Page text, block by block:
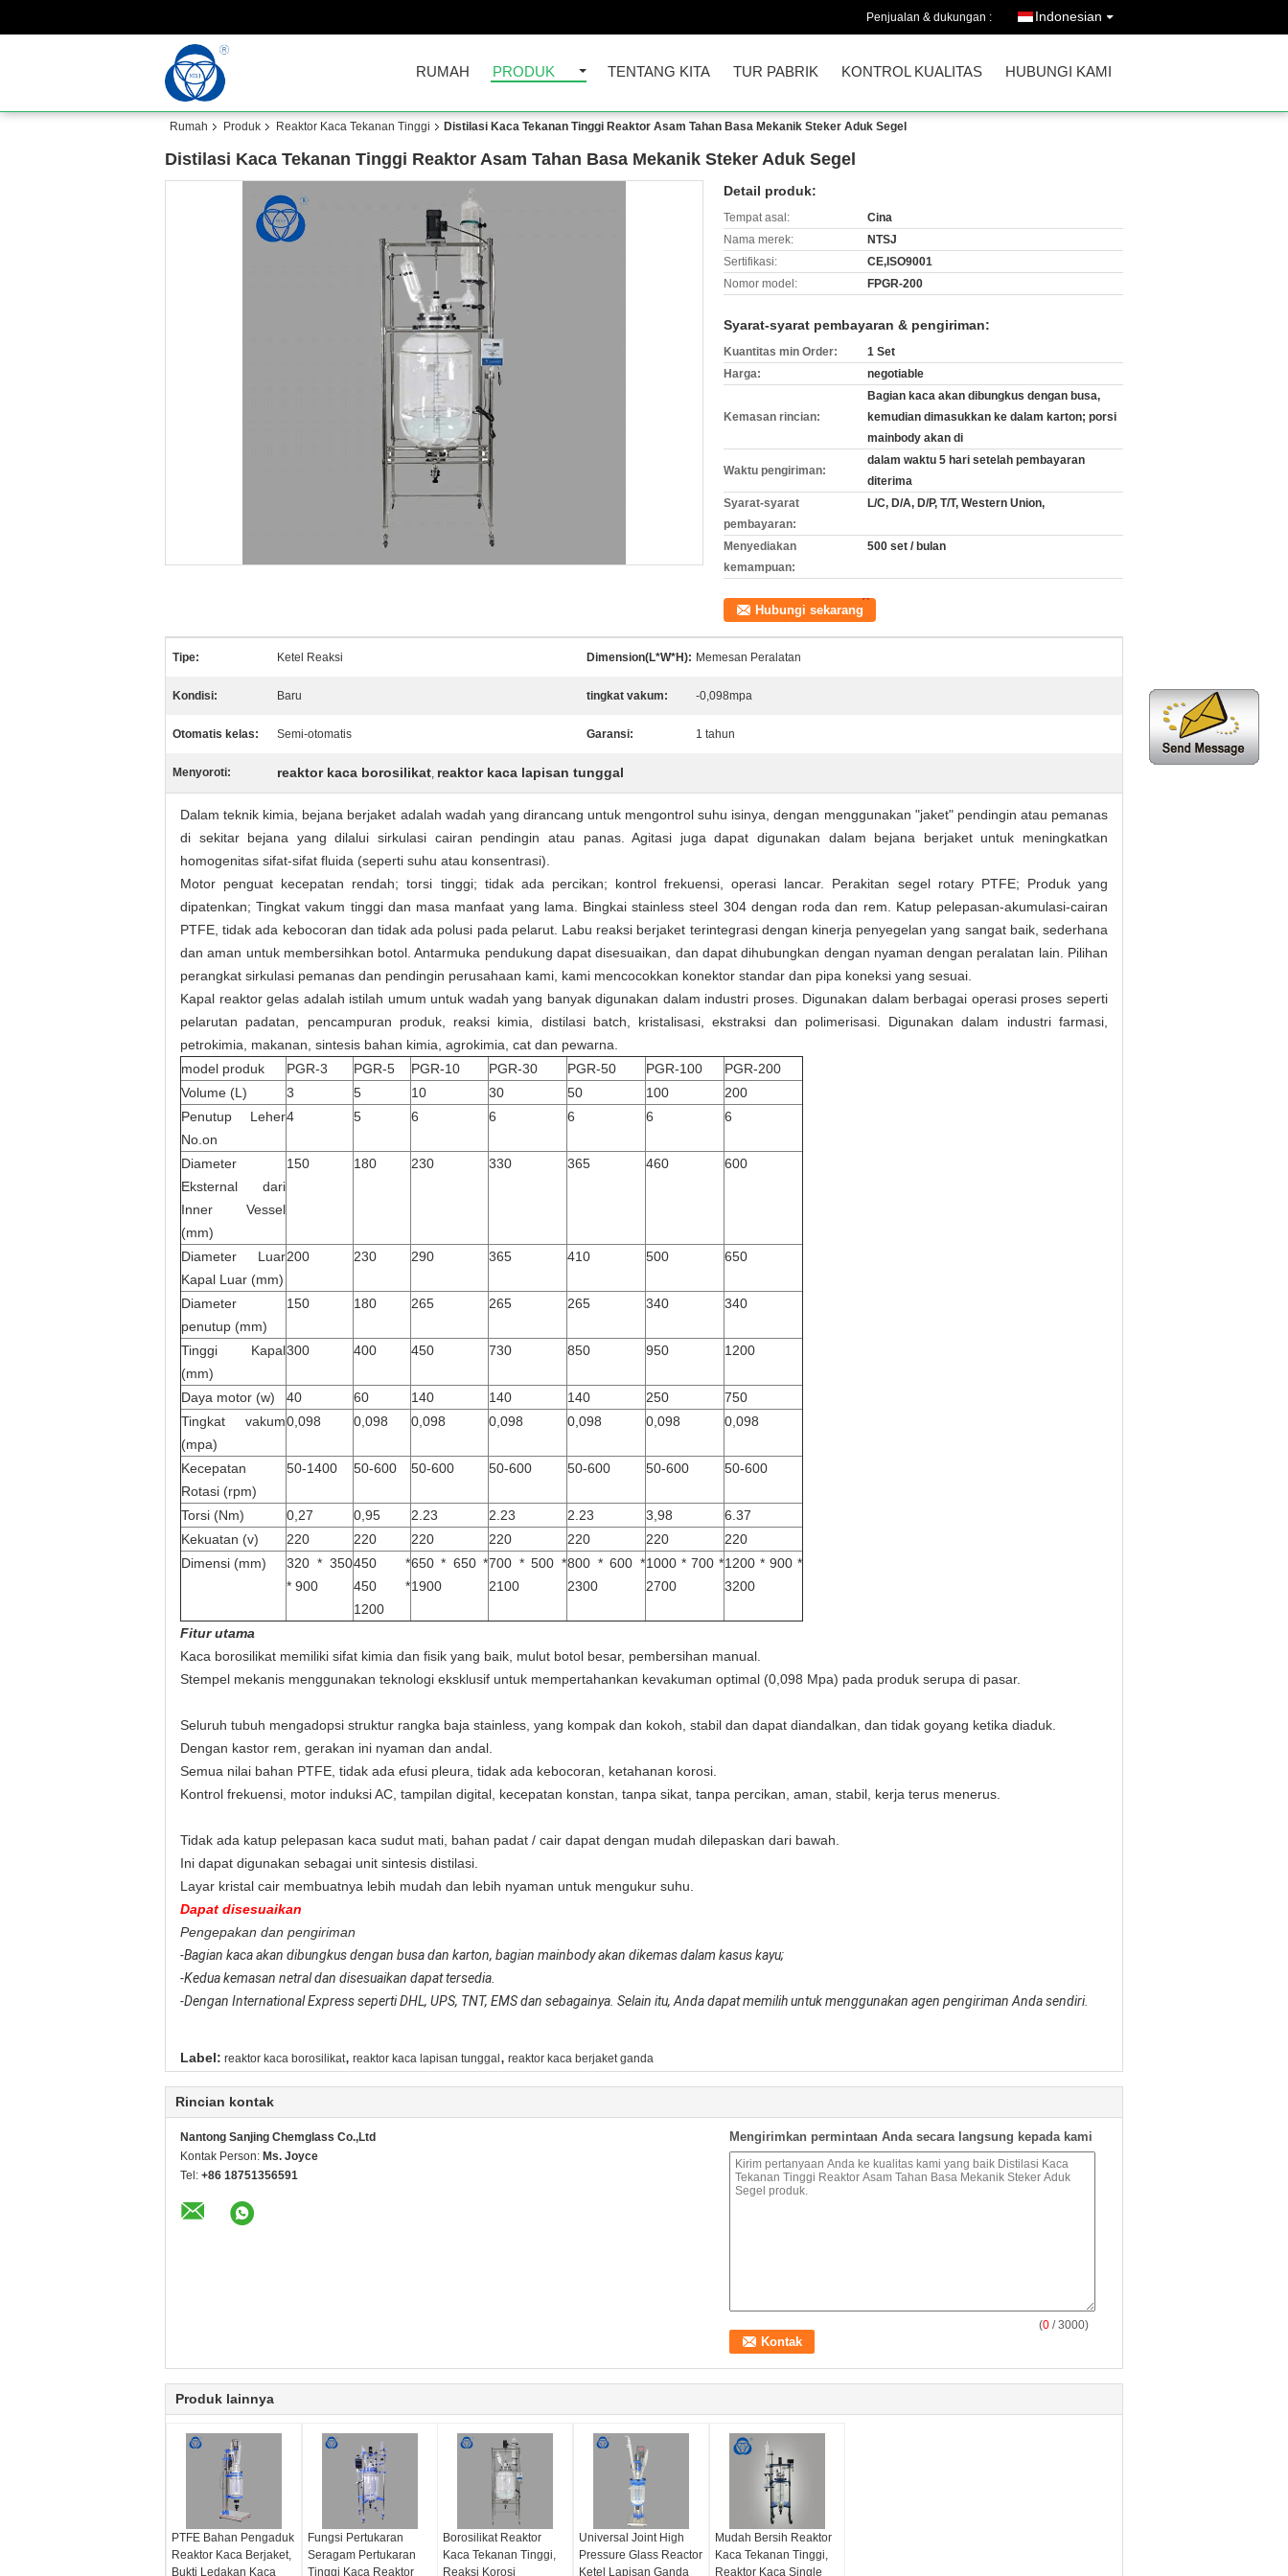
Penjualan & dukungan : Indonesian
RUMAH PRODUK TENTANG KITA TUR PABRIK KONTROL KUALITAS HUBUNGI KAMI
Rumah Produk Reaktor Kaca Tekanan Tinggi Distilasi Kaca Tekanan Tinggi Reaktor Asam Tahan Basa Mekanik Steker Aduk Segel
Distilasi Kaca Tekanan Tinggi Reaktor Asam Tahan Basa Mekanik Steker Aduk Segel
Detail produk:
Tempat asal:
Cina
Nama merek:
NTSJ
Sertifikasi:
CE,ISO9001
Nomor model:
FPGR-200
Syarat-syarat pembayaran & pengiriman:
Kuantitas min Order:
1 Set
Harga:
negotiable
Kemasan rincian:
Bagian kaca akan dibungkus dengan busa,
kemudian dimasukkan ke dalam karton; porsi
mainbody akan di
Waktu pengiriman:
dalam waktu 5 hari setelah pembayaran
diterima
Syarat-syarat
pembayaran:
L/C, D/A, D/P, T/T, Western Union,
Menyediakan
kemampuan:
500 set / bulan
Hubungi sekarang
Tipe: Ketel Reaksi Dimension(L*W*H): Memesan Peralatan
Kondisi: Baru tingkat vakum: -0,098mpa
Otomatis kelas: Semi-otomatis Garansi: 1 tahun
Menyoroti: reaktor kaca borosilikat, reaktor kaca lapisan tunggal
Dalam teknik kimia, bejana berjaket adalah wadah yang dirancang untuk mengontrol suhu isinya, dengan menggunakan "jaket" pendingin atau pemanas
di sekitar bejana yang dilalui sirkulasi cairan pendingin atau panas.
Agitasi juga dapat digunakan dalam bejana berjaket untuk meningkatkan
homogenitas sifat-sifat fluida (seperti suhu atau konsentrasi).
Motor penguat kecepatan rendah; torsi tinggi; tidak ada percikan; kontrol frekuensi, operasi lancar. Perakitan segel rotary PTFE;
Produk yang
dipatenkan; Tingkat vakum tinggi dan masa manfaat yang lama. Bingkai stainless steel 304 dengan roda dan rem.
Katup pelepasan-akumulasi-cairan
PTFE, tidak ada kebocoran dan tidak ada polusi pada pelarut. Labu reaksi berjaket terintegrasi dengan kinerja penyegelan yang sangat baik, sederhana
dan aman untuk membersihkan botol. Antarmuka pendukung dapat disesuaikan, dan dapat dihubungkan dengan nyaman dengan peralatan lain.
Pilihan
perangkat sirkulasi pemanas dan pendingin perusahaan kami, kami mencocokkan konektor standar dan pipa koneksi yang sesuai.
Kapal reaktor gelas adalah istilah umum untuk wadah yang banyak digunakan dalam industri proses. Digunakan dalam berbagai operasi proses seperti
pelarutan padatan, pencampuran produk, reaksi kimia, distilasi batch, kristalisasi, ekstraksi dan polimerisasi. Digunakan dalam industri farmasi,
petrokimia, makanan, sintesis bahan kimia, agrokimia, cat dan pewarna.
model produk
PGR-3 PGR-5 PGR-10 PGR-30 PGR-50 PGR-100
PGR-200
Volume (L)
3 5 10 30 50 100
200
Penutup Leher
No.on
4 5 6 6 6 6 6
Diameter
Eksternal dari
Inner Vessel
(mm)
150 180 230 330 365 460 600
Diameter Luar
Kapal Luar (mm)
200 230 290 365 410 500 650
Diameter
penutup (mm)
150 180 265 265 265 340 340
Tinggi Kapal
(mm)
300 400 450 730 850 950 1200
Daya motor (w) 40 60 140 140 140 250
750
Tingkat vakum
(mpa)
0,098 0,098 0,098 0,098 0,098 0,098 0,098
Kecepatan
Rotasi (rpm)
50-1400 50-600 50-600 50-600 50-600 50-600 50-600
Torsi (Nm) 0,27 0,95 2.23 2.23 2.23 3,98
6.37
Kekuatan (v)
220 220 220 220 220 220
220
Dimensi (mm)
320 * 350
* 900
450 *
450 *
1200
650 * 650 *
1900
700 * 500 *
2100
800 * 600 *
2300
1000 * 700 *
2700
1200 * 900 *
3200
Fitur utama
Kaca borosilikat memiliki sifat kimia dan fisik yang baik, mulut botol besar, pembersihan manual.
Stempel mekanis menggunakan teknologi eksklusif untuk mempertahankan kevakuman optimal (0,098 Mpa) pada produk serupa di pasar.
Seluruh tubuh mengadopsi struktur rangka baja stainless, yang kompak dan kokoh, stabil dan dapat diandalkan, dan tidak goyang ketika diaduk.
Dengan kastor rem, gerakan ini nyaman dan andal.
Semua nilai bahan PTFE, tidak ada efusi pleura, tidak ada kebocoran, ketahanan korosi.
Kontrol frekuensi, motor induksi AC, tampilan digital, kecepatan konstan, tanpa sikat, tanpa percikan, aman, stabil, kerja terus menerus.
Tidak ada katup pelepasan kaca sudut mati, bahan padat / cair dapat dengan mudah dilepaskan dari bawah.
Ini dapat digunakan sebagai unit sintesis distilasi.
Layar kristal cair membuatnya lebih mudah dan lebih nyaman untuk mengukur suhu.
Dapat disesuaikan
Pengepakan dan pengiriman
-Bagian kaca akan dibungkus dengan busa dan karton, bagian mainbody akan dikemas dalam kasus kayu;
-Kedua kemasan netral dan disesuaikan dapat tersedia.
-Dengan International Express seperti DHL, UPS, TNT, EMS dan sebagainya. Selain itu, Anda dapat memilih untuk menggunakan agen pengiriman Anda sendiri.
Label: reaktor kaca borosilikat, reaktor kaca lapisan tunggal , reaktor kaca berjaket ganda
Rincian kontak
Nantong Sanjing Chemglass Co.,Ltd
Kontak Person: Ms. Joyce
Tel: +86 18751356591
Mengirimkan permintaan Anda secara langsung kepada kami
(0 / 3000)
Produk lainnya
PTFE Bahan Pengaduk
Reaktor Kaca Berjaket,
Bukti Ledakan Kaca
Fungsi Pertukaran
Seragam Pertukaran
Tinggi Kaca Reaktor
Borosilikat Reaktor
Kaca Tekanan Tinggi,
Reaksi Korosi
Universal Joint High
Pressure Glass Reactor
Ketel Lapisan Ganda
Mudah Bersih Reaktor
Kaca Tekanan Tinggi,
Reaktor Kaca Single